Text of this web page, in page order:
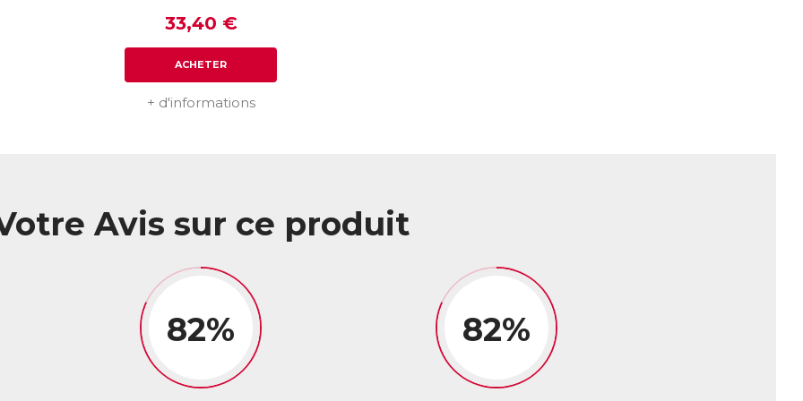
33,40 €
ACHETER
+ d'informations
Avis sur ce produit
82% 82%